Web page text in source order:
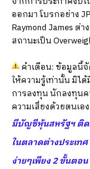
ออกมา โบรกอย่าง
Raymond James ต่
สถานะเป็น
คำเตือน: ข้อมูลนี้
ให้ความรู้เท่านั้น มิไ
การลงทุน นักลงทุน
ความเสี่ยงด้วยตนเ
มีบัญชีหุ้นสหรัฐฯ ติด
ในตลาดต่างประเทศ
ง่ายๆเพียง 2 ขั้นตอ